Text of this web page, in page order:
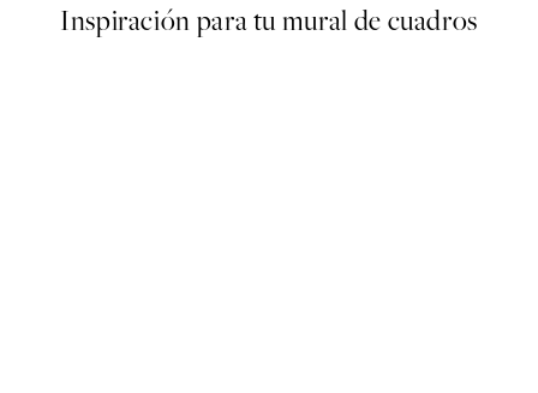
Inspiración para tu mural de cuadros